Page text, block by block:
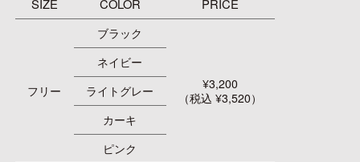
フリー
ブラック
¥3,200
（税込 ¥3,520）
ネイビー
ライトグレー
カーキ
ピンク